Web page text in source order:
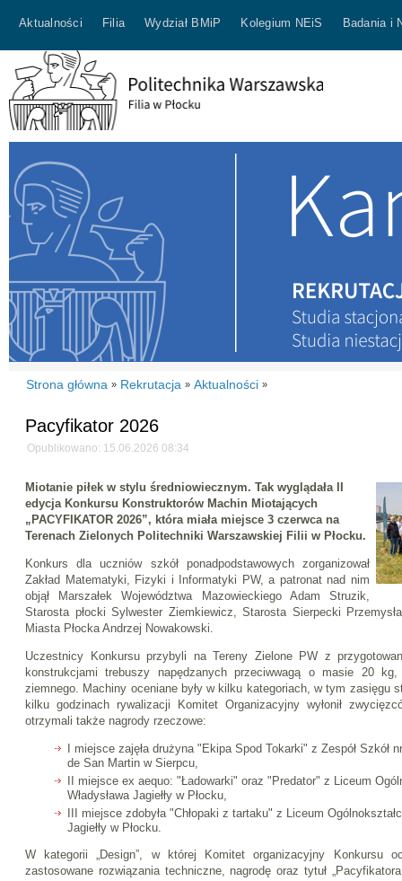
Aktualności Filia Wydział BMiP Kolegium NEiS Badania i
Strona główna » Rekrutacja » Aktualności »
Pacyfikator 2026
Opublikowano: 15.06.2026 08:34
Miotanie piłek w stylu średniowiecznym. Tak wyglądała II
edycja Konkursu Konstruktorów Machin Miotających
„PACYFIKATOR 2026”, która miała miejsce 3 czerwca na
Terenach Zielonych Politechniki Warszawskiej Filii w Płocku.
Konkurs dla uczniów szkół ponadpodstawowych zorganizował
Zakład Matematyki, Fizyki i Informatyki PW, a patronat nad nim
objął Marszałek Województwa Mazowieckiego Adam Struzik,
Starosta płocki Sylwester Ziemkiewicz, Starosta Sierpecki
Miasta Płocka Andrzej Nowakowski.
Uczestnicy Konkursu przybyli na Tereny Zielone PW z
konstrukcjami trebuszy napędzanych przeciwwagą o masie 20
ziemnego. Machiny oceniane były w kilku kategoriach, w tym zasięgu
kilku godzinach rywalizacji Komitet Organizacyjny wyłonił
otrzymali także nagrody rzeczowe:
I miejsce zajęła drużyna "Ekipa Spod Tokarki" z Zespół Szkół
de San Martin w Sierpcu,
II miejsce ex aequo: "Ładowarki" oraz "Predator" z Liceum
Władysława Jagiełły w Płocku,
III miejsce zdobyła "Chłopaki z tartaku" z Liceum
Jagiełły w Płocku.
W kategorii „Design”, w której Komitet organizacyjny Konkursu
zastosowane rozwiązania techniczne, nagrodę oraz tytuł